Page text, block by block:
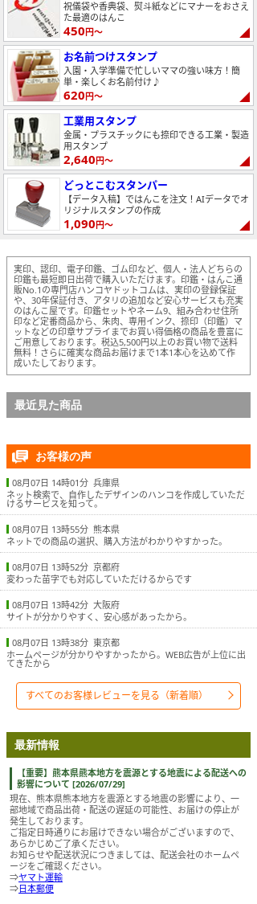
祝儀袋や香典袋、熨斗紙などにマナーをおさえ
た最適のはんこ
450円～
お名前つけスタンプ
入園・入学準備で忙しいママの強い味方！簡
単・楽しくお名前付け♪
620円～
工業用スタンプ
金属・プラスチックにも捺印できる工業・製造
用スタンプ
2,640円～
どっとこむスタンパー
【データ入稿】ではんこを注文！AIデータでオ
リジナルスタンプの作成
1,090円～
実印、認印、電子印鑑、ゴム印など、個人・法人どちらの
印鑑も最短即日出荷で購入いただけます。印鑑・はんこ通
販No.1の専門店ハンコヤドットコムは、実印の登録保証
や、30年保証付き、アタリの追加など安心サービスも充実
のはんこ屋です。印鑑セットやネーム9、組み合わせ住所
印など定番商品から、朱肉、専用インク、捺印（印鑑）マ
ットなどの印章サプライまでお買い得価格の商品を豊富に
ご用意しております。税込5,500円以上のお買い物で送料
無料！さらに確実な商品お届けまで1本1本心を込めて作
成いたしております。
最近見た商品
お客様の声
08月07日 14時01分 兵庫県
ネット検索で、自作したデザインのハンコを作成していただ
けるサービスを知って。
08月07日 13時55分 熊本県
ネットでの商品の選択、購入方法がわかりやすかった。
08月07日 13時52分 京都府
変わった苗字でも対応していただけるからです
08月07日 13時42分 大阪府
サイトが分かりやすく、安心感があったから。
08月07日 13時38分 東京都
ホームページが分かりやすかったから。WEB広告が上位に出
てきたから
すべてのお客様レビューを見る（新着順）
最新情報
【重要】熊本県熊本地方を震源とする地震による配送への
影響について [2026/07/29]
現在、熊本県熊本地方を震源とする地震の影響により、一
部地域で商品出荷・配送の遅延の可能性、お届けの停止が
発生しております。
ご指定日時通りにお届けできない場合がございますので、
あらかじめご了承ください。
お知らせや配送状況につきましては、配送会社のホームペ
ージをご確認ください。
⇒ヤマト運輸
⇒日本郵便